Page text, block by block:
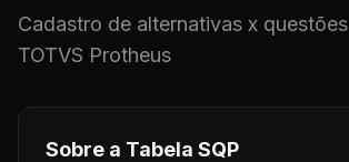
Cadastro de alternativas x questões
TOTVS Protheus
Sobre a Tabela SQP